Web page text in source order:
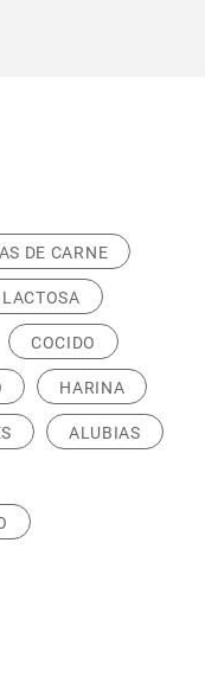
DE CARNE
COCIDO
HARINA
ALUBIAS